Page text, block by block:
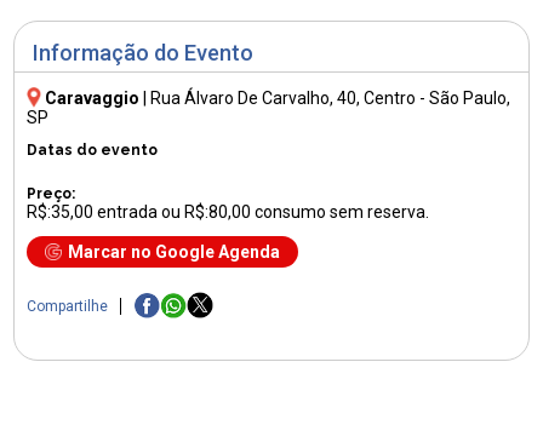
Informação do Evento
Caravaggio Rua Álvaro De Carvalho, 40, Centro - São Paulo,
SP
Datas do evento
Preço:
R$:35,00 entrada ou R$:80,00 consumo sem reserva.
Marcar no Google Agenda
Compartilhe